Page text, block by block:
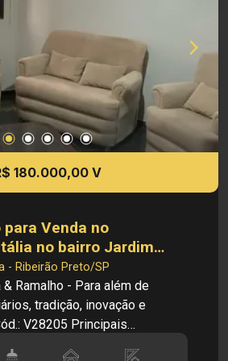
seus imóveis, sem aviso
180.000,00 V
Venda no
no bairro Jardim
Preto/SP
- Ribeirão Preto/SP
& Ramalho - Para além de
tradição, inovação e